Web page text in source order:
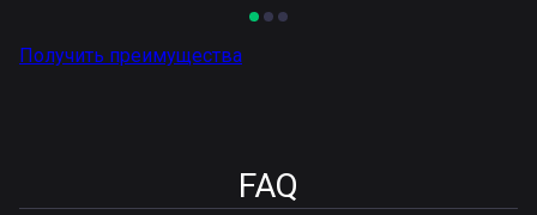
Получить преимущества
FAQ